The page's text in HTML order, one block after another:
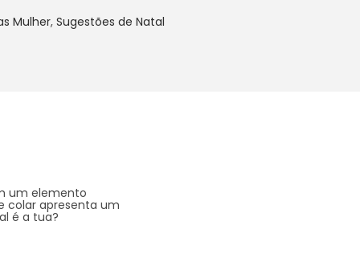
Mulher, Sugestões de Natal
um elemento
colar apresenta um
é a tua?